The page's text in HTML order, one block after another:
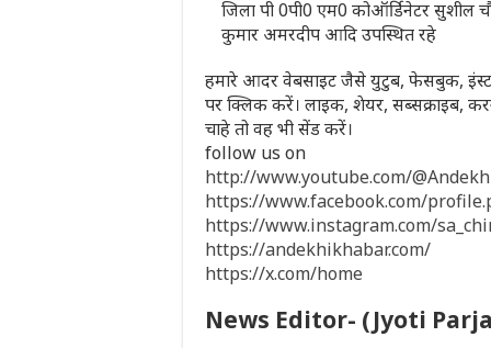
जिला पी 0पी0 एम0 कोऑर्डिनेटर सुशील
कुमार अमरदीप आदि उपस्थित रहे
हमारे आदर वेबसाइट जैसे युटुब, फेसबुक,
पर क्लिक करें। लाइक, शेयर, सब्सक्राइब,
चाहे तो वह भी सेंड करें।
follow us on
http://www.youtube.com/
https://www.facebook.com/
https://www.instagram.com/
https://andekhikhabar.com/
https://x.com/home
News Editor- (Jyoti